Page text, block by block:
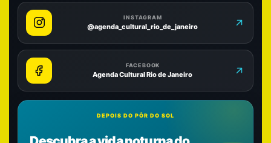
INSTAGRAM
@agenda_cultural_rio_de_janeiro
FACEBOOK
Agenda Cultural Rio de Janeiro
DEPOIS DO PÔR DO SOL